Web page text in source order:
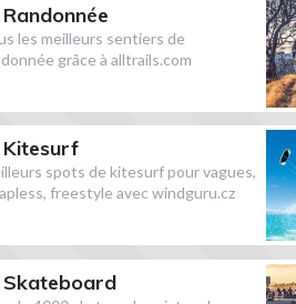
Randonnée
les meilleurs sentiers de
grâce à alltrails.com
Kitesurf
spots de kitesurf pour vagues,
freestyle avec windguru.cz
Skateboard